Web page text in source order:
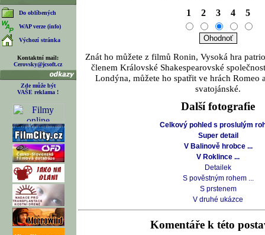
Do oblíbených
WAP verze (info)
Výchozí stránka
Kontaktní mail:
Cerovsky@jcsoft.cz
Zde může být
VAŠE reklama !
1
2 3 4 5
Znát ho můžete z filmů Ronin, Vysoká hra
členem Královské Shakespearovské
Londýna, můžete ho spatřit ve hrách Romeo
svatojánské.
Další fotografie
Celkový pohled s proslulým
Super detail
V Balinově hrobce ...
V Roklince ...
Detailek
S pověstným rohem ...
S prstenem
V druhé ukázce
Komentáře k této